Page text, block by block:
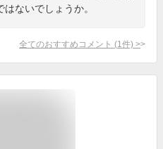
ないでしょうか。
全てのおすすめコメント (1 件) >